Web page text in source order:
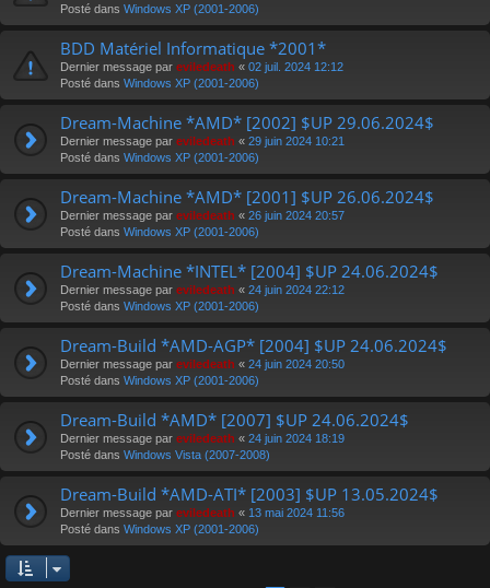
Posté dans Windows XP (2001-2006)
BDD Matériel Informatique *2001*
Dernier message par eviledeath « 02 juil. 2024 12:12
Posté dans Windows XP (2001-2006)
Dream-Machine *AMD* [2002] $UP 29.06.2024$
Dernier message par eviledeath « 29 juin 2024 10:21
Posté dans Windows XP (2001-2006)
Dream-Machine *AMD* [2001] $UP 26.06.2024$
Dernier message par eviledeath « 26 juin 2024 20:57
Posté dans Windows XP (2001-2006)
Dream-Machine *INTEL* [2004] $UP 24.06.2024$
Dernier message par eviledeath « 24 juin 2024 22:12
Posté dans Windows XP (2001-2006)
Dream-Build *AMD-AGP* [2004] $UP 24.06.2024$
Dernier message par eviledeath « 24 juin 2024 20:50
Posté dans Windows XP (2001-2006)
Dream-Build *AMD* [2007] $UP 24.06.2024$
Dernier message par eviledeath « 24 juin 2024 18:19
Posté dans Windows Vista (2007-2008)
Dream-Build *AMD-ATI* [2003] $UP 13.05.2024$
Dernier message par eviledeath « 13 mai 2024 11:56
Posté dans Windows XP (2001-2006)